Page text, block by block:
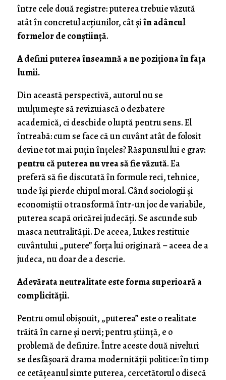
între cele două registre: puterea trebuie văzută
atât în concretul acțiunilor, cât șiîn adâncul
formelor de conștiință.
A defini puterea înseamnă a ne poziționa în fața
lumii.
Din această perspectivă, autorul nu se
mulțumește să revizuiască o dezbatere
academică, ci deschide o luptă pentru sens. El
întreabă: cum se face că un cuvânt atât de folosit
devine tot mai puțin înțeles? Răspunsul lui e grav:
pentru că puterea nu vrea să fie văzută. Ea
preferă să fie discutată în formule reci, tehnice,
unde își pierde chipul moral. Când sociologii și
economiștii o transformă într-un joc de variabile,
puterea scapă oricărei judecăți. Se ascunde sub
masca neutralității. De aceea, Lukes restituie
cuvântului „putere” forța lui originară – aceea de a
judeca, nu doar de a descrie.
Adevărata neutralitate este forma superioară a
complicității.
Pentru omul obișnuit, „puterea” este o realitate
trăită în carne și nervi; pentru știință, e o
problemă de definire. Între aceste două niveluri
se desfășoară drama modernității politice: în timp
ce cetățeanul simte puterea, cercetătorul o disecă